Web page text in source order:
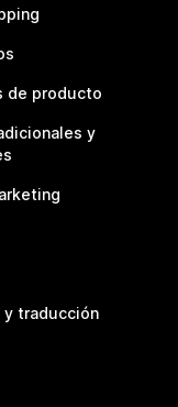
de producto
y
y traducción